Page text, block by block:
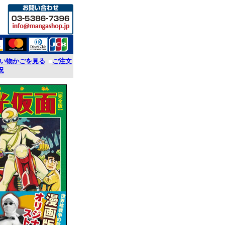
物かごを見る ■ご注文